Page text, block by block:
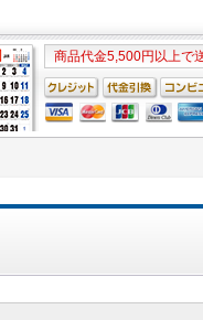
商品代金5,500円以上で